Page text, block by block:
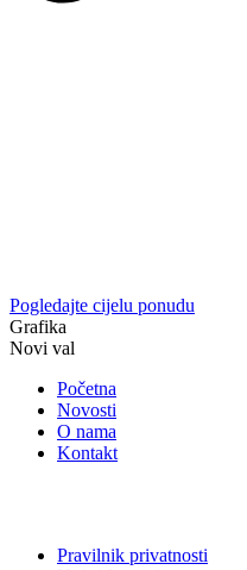
Pogledajte cijelu ponudu
Grafika
Novi val
Početna
Novosti
O nama
Kontakt
Pravilnik privatnosti